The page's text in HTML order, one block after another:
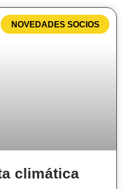
NOVEDADES SOCIOS
climática